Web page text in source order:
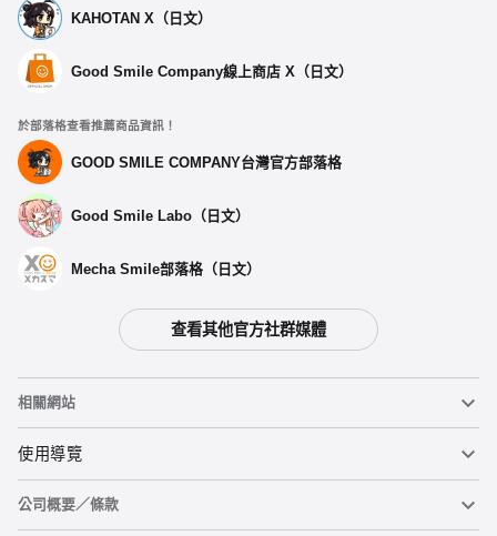
選擇類型
原創塑膠眼睛（粉紅色）
預購期間：2024年04月18日~至 (JST)2024年05月29日
KAHOTAN X（日文）
Good Smile Company線上商店 X（日文）
於部落格查看推薦商品資訊！
GOOD SMILE COMPANY台灣官方部落格
Good Smile Labo（日文）
Mecha Smile部落格（日文）
查看其他官方社群媒體
相關網站
黏土人
黏土人臉部製造機（英文）
使用導覽
重要公告
公司概要／條款